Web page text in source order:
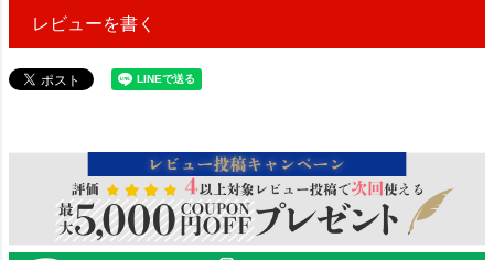
レビューを書く